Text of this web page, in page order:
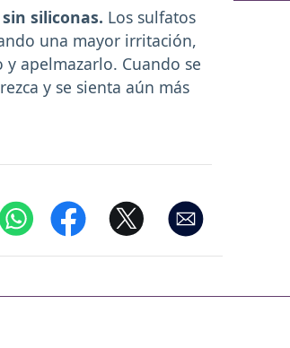
siliconas. Los sulfatos
una mayor irritación,
apelmazarlo. Cuando se
y se sienta aún más